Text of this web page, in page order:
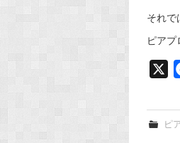
それ
ピアプ
ピ